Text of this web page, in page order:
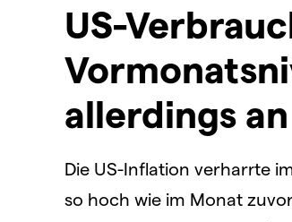
US-
allerdings an
Die US-Inflation verharrte
so hoch wie im Monat